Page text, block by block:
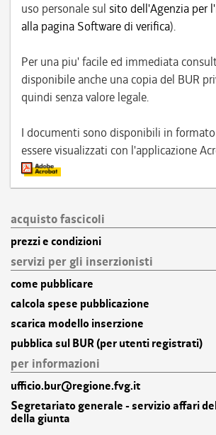
uso personale sul sito dell'Agenzia per
alla pagina Software di verifica).
Per una piu' facile ed immediata
disponibile anche una copia del BUR
quindi senza valore legale.
I documenti sono disponibili in
essere visualizzati con l'applicazione
acquisto fascicoli
prezzi e condizioni
servizi per gli inserzionisti
come pubblicare
calcola spese pubblicazione
scarica modello inserzione
pubblica sul BUR (per utenti registrati)
per informazioni
ufficio.bur@regione.fvg.it
Segretariato generale - servizio affari
della giunta